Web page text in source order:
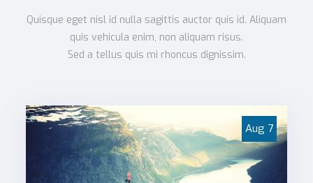
Quisque eget nisl id nulla sagittis auctor quis id. Aliquam
quis vehicula enim, non aliquam risus.
Sed a tellus quis mi rhoncus dignissim.
Aug 7